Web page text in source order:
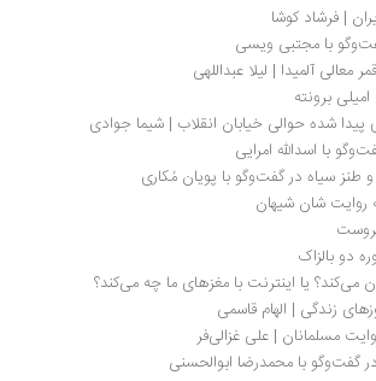
کوشا
مجتبی ویسی
| لیلا عبداللهی
حوالی خیابان انقلاب | شیما جوادی
امرایی
شان شیهان
یا اینترنت با مغزهای ما چه می‌کند؟
| الهام قاسمی
| علی غزالی‌فر
با محمدرضا ابوالحسنی